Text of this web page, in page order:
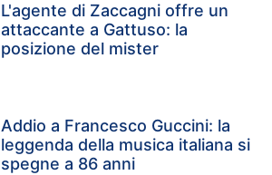
L'agente di Zaccagni offre un
attaccante a Gattuso: la
posizione del mister
Addio a Francesco Guccini: la
leggenda della musica italiana si
spegne a 86 anni